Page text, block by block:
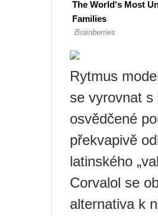
Rytmus
se vyrovnat
osvědčené
překvapivě
latinského
Corvalol se
alternativa k